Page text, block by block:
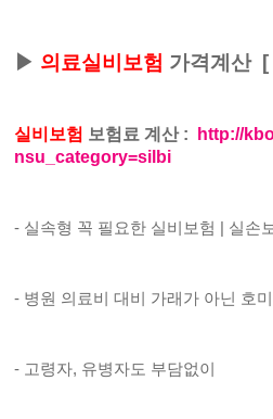
▶ 의료실비보험 가격계산[
실비보험 보험료 계산:
http://
nsu_category=silbi
- 실속형 꼭 필요한 실비보험 | 실손
- 병원 의료비 대비 가래가 아닌 호
- 고령자, 유병자도 부담없이